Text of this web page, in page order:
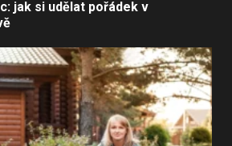
jak si udělat pořádek v